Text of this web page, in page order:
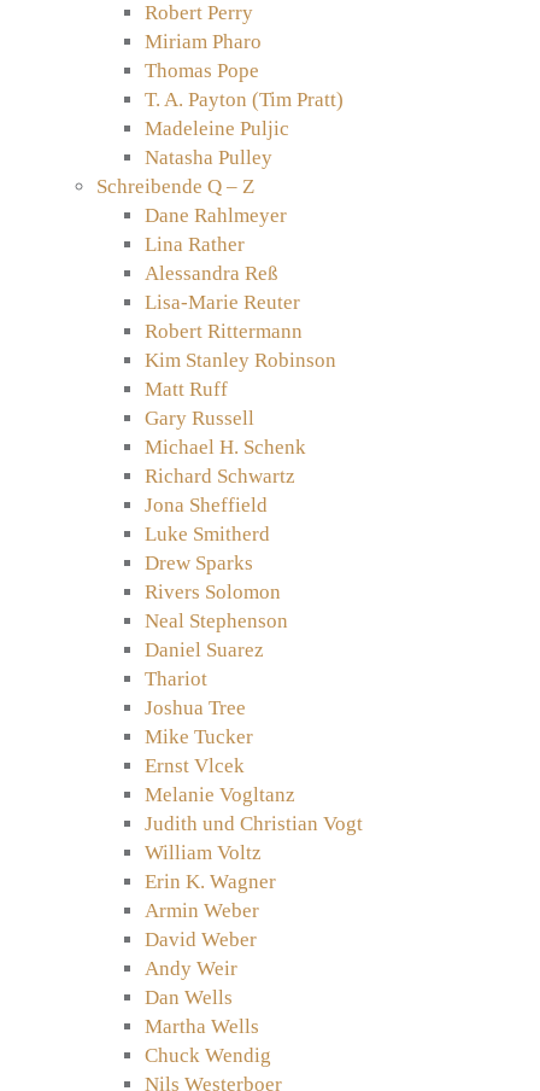
Robert Perry
Miriam Pharo
Thomas Pope
T. A. Payton (Tim Pratt)
Madeleine Puljic
Natasha Pulley
Schreibende Q – Z
Dane Rahlmeyer
Lina Rather
Alessandra Reß
Lisa-Marie Reuter
Robert Rittermann
Kim Stanley Robinson
Matt Ruff
Gary Russell
Michael H. Schenk
Richard Schwartz
Jona Sheffield
Luke Smitherd
Drew Sparks
Rivers Solomon
Neal Stephenson
Daniel Suarez
Thariot
Joshua Tree
Mike Tucker
Ernst Vlcek
Melanie Vogltanz
Judith und Christian Vogt
William Voltz
Erin K. Wagner
Armin Weber
David Weber
Andy Weir
Dan Wells
Martha Wells
Chuck Wendig
Nils Westerboer